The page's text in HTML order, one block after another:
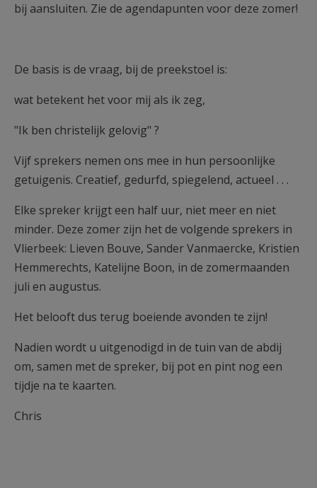
bij aansluiten. Zie de agendapunten voor deze zomer!
De basis is de vraag, bij de preekstoel is:
wat betekent het voor mij als ik zeg,
"Ik ben christelijk gelovig" ?
Vijf sprekers nemen ons mee in hun persoon­lijke
getuigenis. Creatief, gedurfd, spiegelend, actueel . . .
Elke spreker krijgt een half uur, niet meer en niet
minder. Deze zomer zijn het de volgende sprekers in
Vlierbeek: Lieven Bouve, Sander Vanmaercke, Kristien
Hemmerechts, Katelijne Boon, in de zomermaanden
juli en augustus.
Het belooft dus terug boeiende avonden te zijn!
Nadien wordt u uitgenodigd in de tuin van de abdij
om, samen met de spreker, bij pot en pint nog een
tijdje na te kaarten.
Chris